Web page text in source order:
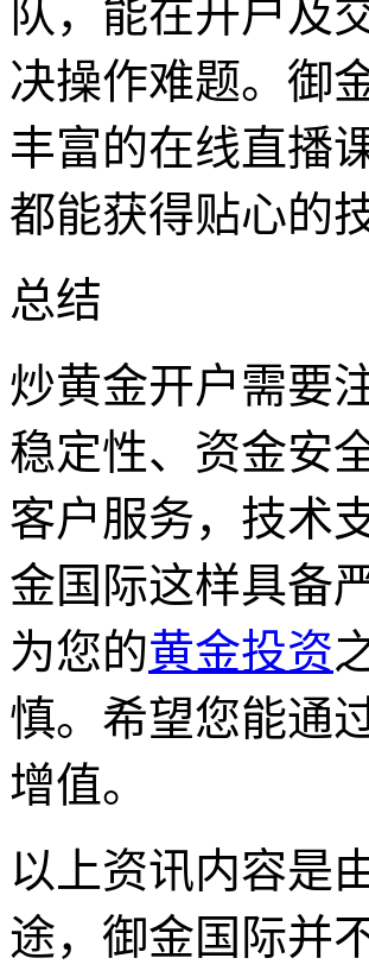
队，能在开户及
决操作难题。御
丰富的在线直播
都能获得贴心的
总结
炒黄金开户需要
稳定性、资金安
客户服务，技术
金国际这样具备
为您的黄金投资
慎。希望您能通
增值。
以上资讯内容是
途，御金国际并